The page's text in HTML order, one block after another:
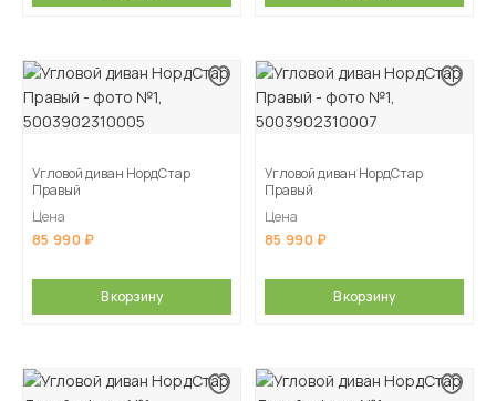
Угловой диван НордСтар
Правый
Цена
85 990
В корзину
Угловой диван НордСтар
Правый
Цена
85 990
В корзину